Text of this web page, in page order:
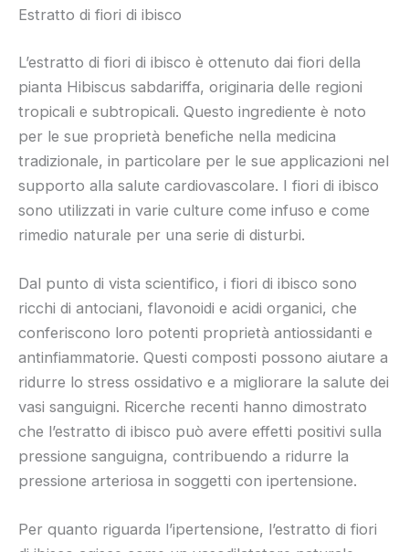
Estratto di fiori di ibisco
L’estratto di fiori di ibisco è ottenuto dai fiori della
pianta Hibiscus sabdariffa, originaria delle regioni
tropicali e subtropicali. Questo ingrediente è noto
per le sue proprietà benefiche nella medicina
tradizionale, in particolare per le sue applicazioni nel
supporto alla salute cardiovascolare. I fiori di ibisco
sono utilizzati in varie culture come infuso e come
rimedio naturale per una serie di disturbi.
Dal punto di vista scientifico, i fiori di ibisco sono
ricchi di antociani, flavonoidi e acidi organici, che
conferiscono loro potenti proprietà antiossidanti e
antinfiammatorie. Questi composti possono aiutare a
ridurre lo stress ossidativo e a migliorare la salute dei
vasi sanguigni. Ricerche recenti hanno dimostrato
che l’estratto di ibisco può avere effetti positivi sulla
pressione sanguigna, contribuendo a ridurre la
pressione arteriosa in soggetti con ipertensione.
Per quanto riguarda l’ipertensione, l’estratto di fiori